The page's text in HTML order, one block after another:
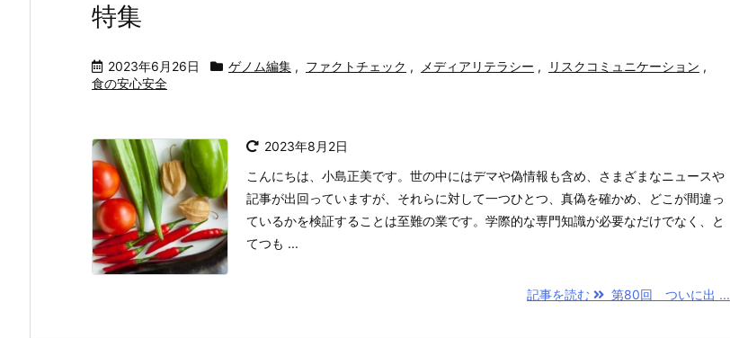
特集
2023年6月26日 ゲノム編集 , ファクトチェック , メディアリテラシー , リスクコミュニケーション ,
食の安心安全
2023年8月2日
こんにちは、小島正美です。世の中にはデマや偽情報も含め、さまざまなニュースや
記事が出回っていますが、それらに対して一つひとつ、真偽を確かめ、どこが間違っ
ているかを検証することは至難の業です。学際的な専門知識が必要なだけでなく、と
てつも ...
記事を読む 第80回 ついに出 ...